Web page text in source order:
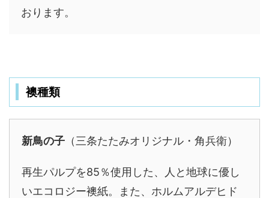
おります。
襖種類
新鳥の子 （三条たたみオリジナル・角兵衛）
再生パルプを85％使用した、人と地球に優し
いエコロジー襖紙。また、ホルムアルデヒド